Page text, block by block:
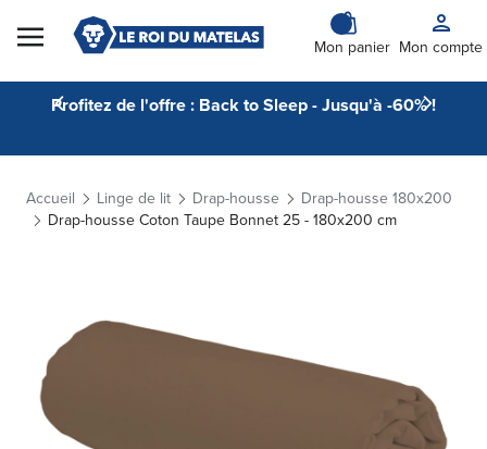
Skip to Content
Mon panier Mon compte
Profitez de l'offre : Back to Sleep - Jusqu'à -60% !
Accueil Linge de lit Drap-housse
Drap-housse 180x200
Drap-housse Coton Taupe Bonnet 25 - 180x200 cm